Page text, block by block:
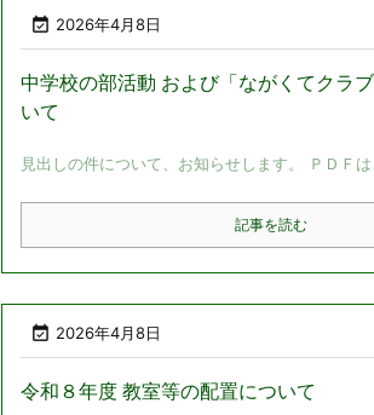
 2026年4月8日
中学校の部活動 および「ながくてクラ
いて
見出しの件について、お知らせします。 ＰＤＦは
記事を読む
 2026年4月8日
令和８年度 教室等の配置について